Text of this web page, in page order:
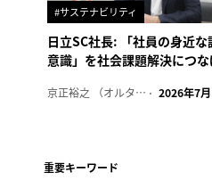
#サステナビリティ
日立SC社長: 「社員の身近な
意識」を社会課題解決につな
京正裕之 （オルタナ副編集長） 2026年7
重要キーワード